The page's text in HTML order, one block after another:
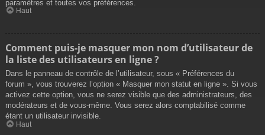
paramètres et toutes vos préférences.
Haut
Comment puis-je masquer mon nom d’utilisateur de
la liste des utilisateurs en ligne ?
Dans le panneau de contrôle de l’utilisateur, sous « Préférences du
forum », vous trouverez l’option « Masquer mon statut en ligne ». Si vous
activez cette option, vous ne serez visible que des administrateurs, des
modérateurs et de vous-même. Vous serez alors comptabilisé comme
étant un utilisateur invisible.
Haut